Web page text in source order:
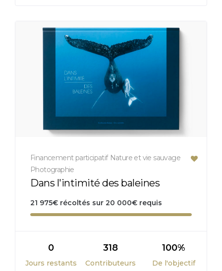
Financement participatif Nature et vie sauvage
Photographie
Dans l'intimité des baleines
21 975€ récoltés sur 20 000€ requis
0
Jours restants
318
Contributeurs
100%
De l'objectif